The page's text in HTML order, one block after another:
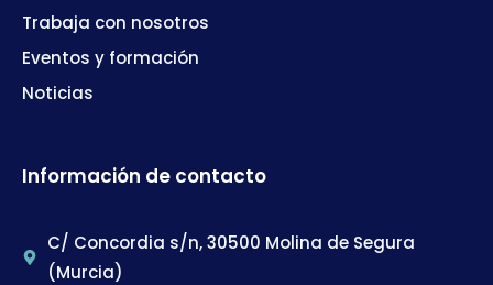
Trabaja con nosotros
Eventos y formación
Noticias
Información de contacto
C/ Concordia s/n, 30500 Molina de Segura
(Murcia)